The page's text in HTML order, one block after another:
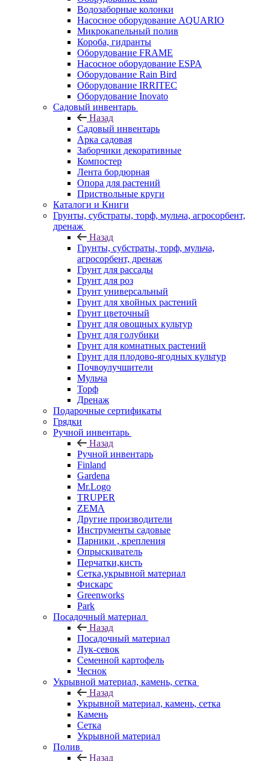
Водозаборные колонки
Насосное оборудование AQUARIO
Микрокапельный полив
Короба, гидранты
Оборудование FRAME
Насосное оборудование ESPA
Оборудование Rain Bird
Оборудование IRRITEC
Оборудование Inovato
Садовый инвентарь
Назад
Садовый инвентарь
Арка садовая
Заборчики декоративные
Компостер
Лента бордюрная
Опора для растений
Приствольные круги
Каталоги и Книги
Грунты, субстраты, торф, мульча, агросорбент,
дренаж
Назад
Грунты, субстраты, торф, мульча,
агросорбент, дренаж
Грунт для рассады
Грунт для роз
Грунт универсальный
Грунт для хвойных растений
Грунт цветочный
Грунт для овощных культур
Грунт для голубики
Грунт для комнатных растений
Грунт для плодово-ягодных культур
Почвоулучшители
Мульча
Торф
Дренаж
Подарочные сертификаты
Грядки
Ручной инвентарь
Назад
Ручной инвентарь
Finland
Gardena
Mr.Logo
TRUPER
ZEMA
Другие производители
Инструменты садовые
Парники , крепления
Опрыскиватель
Перчатки,кисть
Сетка,укрывной материал
Фискарс
Greenworks
Park
Посадочный материал
Назад
Посадочный материал
Лук-севок
Семенной картофель
Чеснок
Укрывной материал, камень, сетка
Назад
Укрывной материал, камень, сетка
Камень
Сетка
Укрывной материал
Полив
Назад